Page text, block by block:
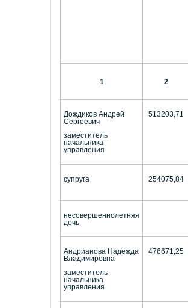
1 2
Дождиков Андрей
Сергеевич
заместитель
начальника
управления
513203,71
супруга 254075,84
несовершеннолетняя
дочь
Андрианова Надежда
Владимировна
заместитель
начальника
управления
476671,25